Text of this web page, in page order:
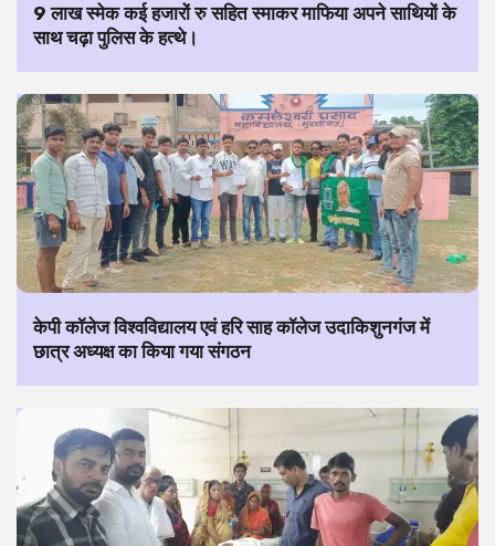
9 लाख स्मेक कई हजारों रु सहित स्माकर माफिया अपने साथियों के
साथ चढ़ा पुलिस के हत्थे।
केपी कॉलेज विश्वविद्यालय एवं हरि साह कॉलेज उदाकिशुनगंज में
छात्र अध्यक्ष का किया गया संगठन